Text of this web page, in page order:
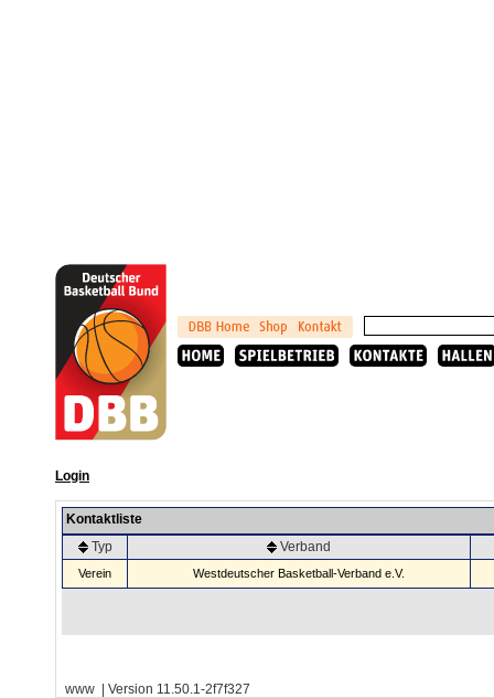
Login
Kontaktliste
Typ
Verband
Verein Westdeutscher Basketball-Verband e.V.
www | Version 11.50.1-2f7f327